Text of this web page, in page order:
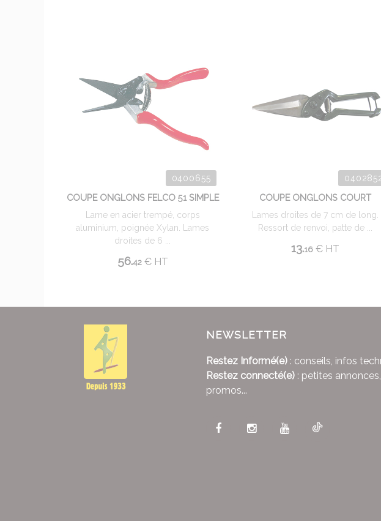
0400655
COUPE ONGLONS FELCO 51 SIMPLE
Lame en acier trempé, corps
aluminium, poignée Xylan. Lames
droites de 6 ...
56.42 €HT
COUPE ONGLONS COURT
Lames droites de 7 cm de long.
Ressort de renvoi, patte de ...
13.16 € HT
NEWSLETTER
Restez Informé(e) : conseils, infos
Restez connecté(e) : petites
promos...